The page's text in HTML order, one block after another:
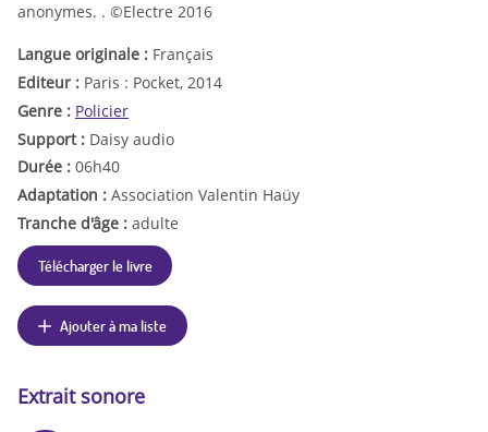
anonymes. . ©Electre 2016
Langue originale : Français
Editeur : Paris : Pocket, 2014
Genre : Policier
Support : Daisy audio
Durée : 06h40
Adaptation : Association Valentin Haüy
Tranche d'âge : adulte
Télécharger le livre
Ajouter à ma liste
Extrait sonore